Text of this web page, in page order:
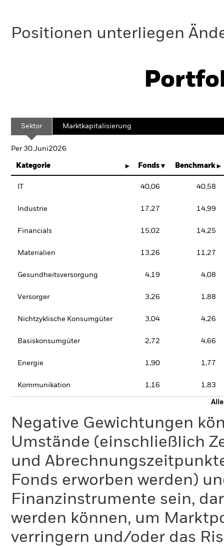
Positionen unterliegen
Sektor Marktkapitalisierung
Per 30.Juni2026
Kategorie Fonds Benchmark
40,06 40,58
Industrie 17,27 14,99
Financials 15,02 14,25
Materialien 13,26 11,27
Gesundheitsversorgung 4,19 4,08
Versorger 3,26 1,88
Nichtzyklische Konsumgüter 3,04 4,26
Basiskonsumgüter 2,72 4,66
Energie 1,90 1,77
Kommunikation 1,16 1,83
Negative Gewichtungen
Umstände (einschließlich
und
Fonds erworben werden)
Finanzinstrumente sein,
werden können, um
verringern und/oder das